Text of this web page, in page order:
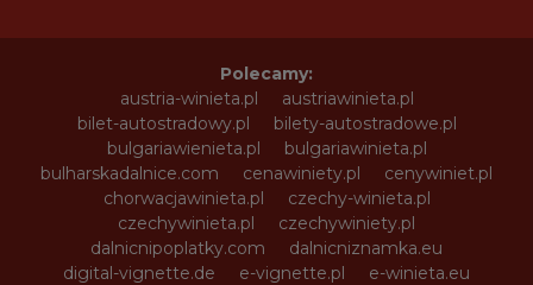
Polecamy:
austria-winieta.pl
austriawinieta.pl
bilet-autostradowy.pl
bilety-autostradowe.pl
bulgariawienieta.pl
bulgariawinieta.pl
bulharskadalnice.com
cenawiniety.pl
cenywiniet.pl
chorwacjawinieta.pl
czechy-winieta.pl
czechywinieta.pl
czechywiniety.pl
dalnicnipoplatky.com
dalnicniznamka.eu
digital-vignette.de
e-vignette.pl
e-winieta.eu